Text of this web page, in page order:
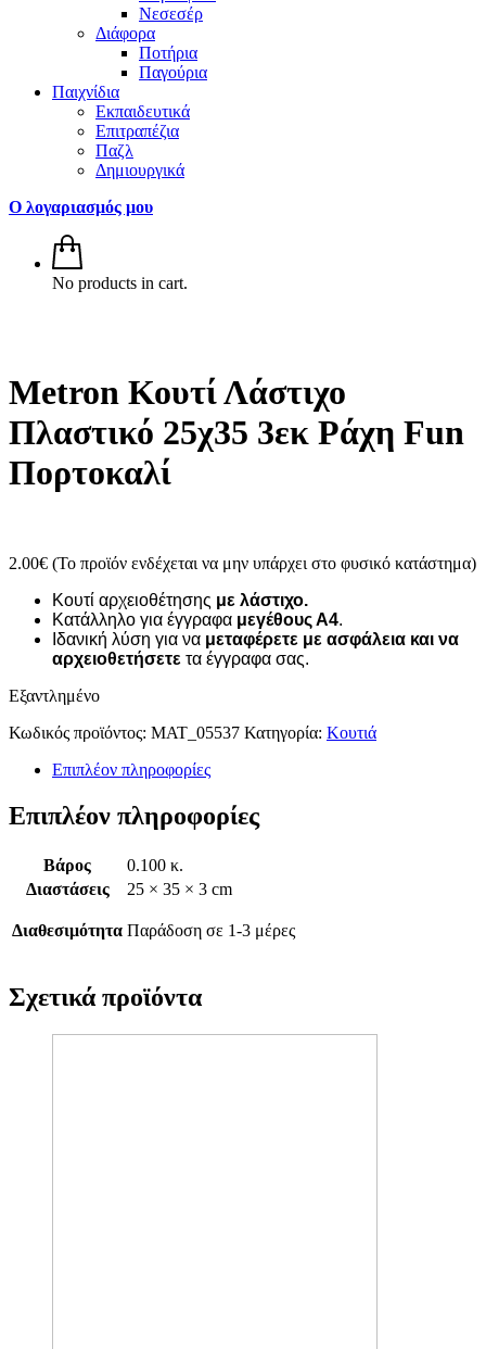
Νεσεσέρ
Διάφορα
Ποτήρια
Παγούρια
Παιχνίδια
Εκπαιδευτικά
Επιτραπέζια
Παζλ
Δημιουργικά
Ο λογαριασμός μου
No products in cart.
Metron Κουτί Λάστιχο
Πλαστικό 25χ35 3εκ Ράχη Fun
Πορτοκαλί
2.00€ (Το προϊόν ενδέχεται να μην υπάρχει στο φυσικό κατάστημα)
Κουτί αρχειοθέτησης με λάστιχο.
Κατάλληλο για έγγραφα μεγέθους Α4.
Ιδανική λύση για να μεταφέρετε με ασφάλεια και να
αρχειοθετήσετε τα έγγραφα σας.
Εξαντλημένο
Κωδικός προϊόντος: MAT_05537 Κατηγορία: Κουτιά
Επιπλέον πληροφορίες
Επιπλέον πληροφορίες
Βάρος
0.100 κ.
Διαστάσεις
25 × 35 × 3 cm
Διαθεσιμότητα Παράδοση σε 1-3 μέρες
Σχετικά προϊόντα